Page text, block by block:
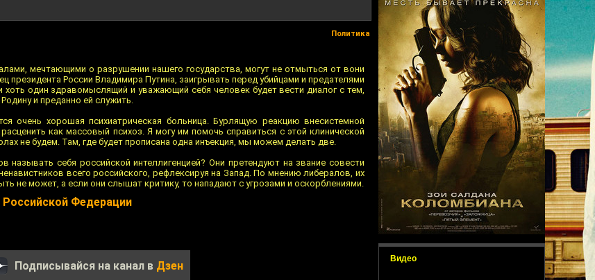
Видео
Политика
мечтающими о разрушении нашего государства, могут не отмыться от вони
президента России Владимира Путина, заигрывать перед убийцами и предателями
хоть один здравомыслящий и уважающий себя человек будет вести диалог с тем,
и преданно ей служить.
очень хорошая психиатрическая больница. Бурлящую реакцию внесистемной
как массовый психоз. Я могу им помочь справиться с этой клинической
не будем. Там, где будет прописана одна инъекция, мы можем делать две.
называть себя российской интеллигенцией? Они претендуют на звание совести
всего российского, рефлексируя на Запад. По мнению либералов, их
не может, а если они слышат критику, то нападают с угрозами и оскорблениями.
Федерации
Подписывайся на канал в Дзен